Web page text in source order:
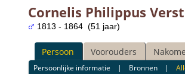
Cornelis Philippus
1813 - 1864 (51 jaar)
Persoon Voorouders
Persoonlijke informatie | Bronnen |